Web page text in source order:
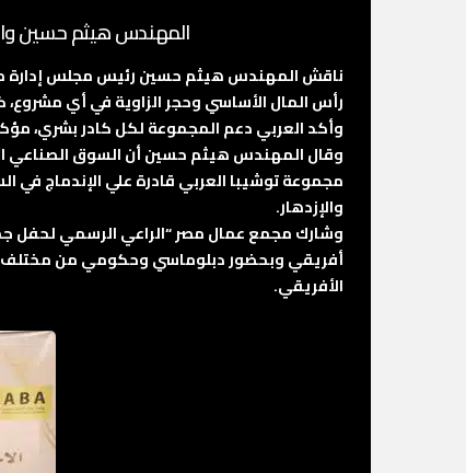
المهندس هيثم حسين
ناقش المهندس هيثم حسين رئيس مجلس إدارة
رأس المال الأساسي وحجر الزاوية في أي
وأكد العربي دعم المجموعة لكل كادر بشري،
وقال المهندس هيثم حسين أن السوق الصناعي
مجموعة توشيبا العربي قادرة علي الإندماج
والإزدهار.
وشارك مجمع عمال مصر “الراعي الرسمي لحفل
أفريقي وبحضور دبلوماسي وحكومي من مختلف
الأفريقي.